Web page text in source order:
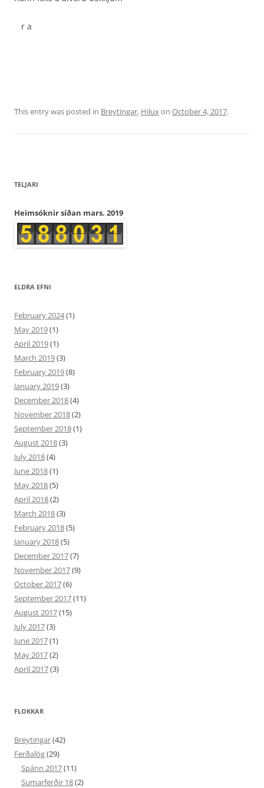
r a
This entry was posted in Breytingar, Hiluxon October 4, 2017.
TELJARI
Heimsóknir síðan mars. 2019
ELDRA EFNI
February 2024(1)
May 2019(1)
April 2019(1)
March 2019(3)
February 2019(8)
January 2019(3)
December 2018(4)
November 2018(2)
September 2018(1)
August 2018(3)
July 2018(4)
June 2018(1)
May 2018(5)
April 2018(2)
March 2018(3)
February 2018(5)
January 2018(5)
December 2017(7)
November 2017(9)
October 2017(6)
September 2017(11)
August 2017(15)
July 2017(3)
June 2017(1)
May 2017(2)
April 2017(3)
FLOKKAR
Breytingar(42)
Ferðalög(29)
Spánn 2017(11)
Sumarferðir 18(2)